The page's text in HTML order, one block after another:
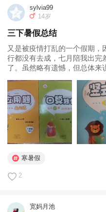
sylvia99
14岁
三下暑假总结
又是被疫情打乱的一个假期，
行都没有去成，七月陪我出完
了。虽然略有遗憾，但总体来
阅读 首先是晨读。每天半小
诵》（四年级）为主，后期是
寒暑假
2
宽妈月池